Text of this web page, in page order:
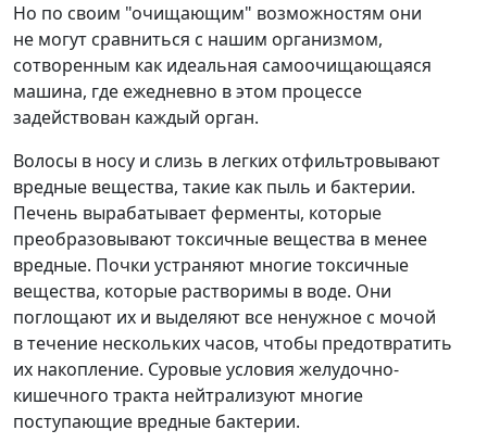
Но по своим "очищающим" возможностям они
не могут сравниться с нашим организмом,
сотворенным как идеальная самоочищающаяся
машина, где ежедневно в этом процессе
задействован каждый орган.
Волосы в носу и слизь в легких отфильтровывают
вредные вещества, такие как пыль и бактерии.
Печень вырабатывает ферменты, которые
преобразовывают токсичные вещества в менее
вредные. Почки устраняют многие токсичные
вещества, которые растворимы в воде. Они
поглощают их и выделяют все ненужное с мочой
в течение нескольких часов, чтобы предотвратить
их накопление. Суровые условия желудочно-
кишечного тракта нейтрализуют многие
поступающие вредные бактерии.